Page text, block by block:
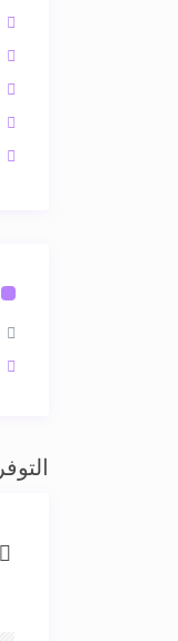
التوفر